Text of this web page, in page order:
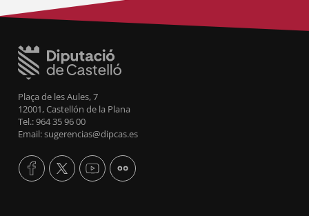
Plaça de les Aules, 7
12001, Castellón de la Plana
Tel.: 964 35 96 00
Email: sugerencias@dipcas.es